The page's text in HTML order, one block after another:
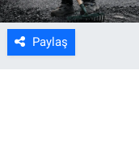
Paylaş